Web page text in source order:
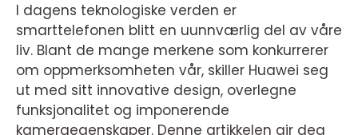
I dagens teknologiske verden er
smarttelefonen blitt en uunnværlig del av våre
liv. Blant de mange merkene som konkurrerer
om oppmerksomheten vår, skiller Huawei seg
ut med sitt innovative design, overlegne
funksjonalitet og imponerende
kameraegenskaper. Denne artikkelen gir deg